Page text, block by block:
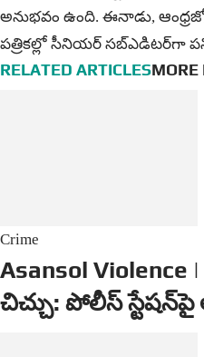
అనుభవం ఉంది. ఈనాడు,
ప‌త్రిక‌ల్లో సీనియ‌ర్‌ స‌బ్ఎడిట‌ర్‌గా
RELATED ARTICLESMORE
Crime
Asansol
చిచ్చు: పోలీస్